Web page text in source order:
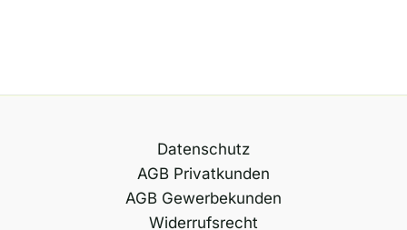
Datenschutz
AGB Privatkunden
AGB Gewerbekunden
Widerrufsrecht